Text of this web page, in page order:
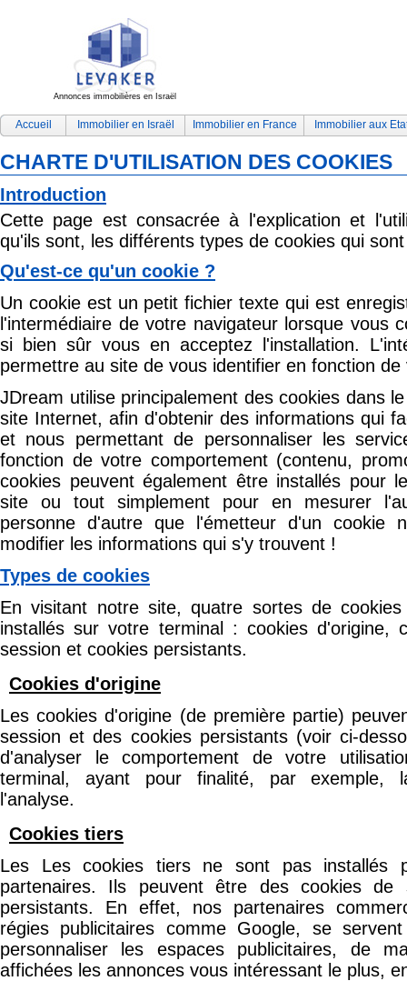
Annonces immobilières en Israël
Accueil Immobilier en Israël Immobilier en France Immobilier aux
CHARTE D'UTILISATION DES COOKIES
Introduction
Cette page est consacrée à l'explication et
qu'ils sont, les différents types de cookies qui
Qu'est-ce qu'un cookie ?
Un cookie est un petit fichier texte qui est
l'intermédiaire de votre navigateur lorsque vous
si bien sûr vous en acceptez l'installation.
permettre au site de vous identifier en fonction
JDream utilise principalement des cookies dans
site Internet, afin d'obtenir des informations qui
et nous permettant de personnaliser les
fonction de votre comportement (contenu,
cookies peuvent également être installés pour
site ou tout simplement pour en mesurer
personne d'autre que l'émetteur d'un cookie
modifier les informations qui s'y trouvent !
Types de cookies
En visitant notre site, quatre sortes de
installés sur votre terminal : cookies d'origine,
session et cookies persistants.
Cookies d'origine
Les cookies d'origine (de première partie)
session et des cookies persistants (voir ci-
d'analyser le comportement de votre
terminal, ayant pour finalité, par exemple,
l'analyse.
Cookies tiers
Les Les cookies tiers ne sont pas installés
partenaires. Ils peuvent être des cookies de
persistants. En effet, nos partenaires
régies publicitaires comme Google, se
personnaliser les espaces publicitaires, de
affichées les annonces vous intéressant le plus,